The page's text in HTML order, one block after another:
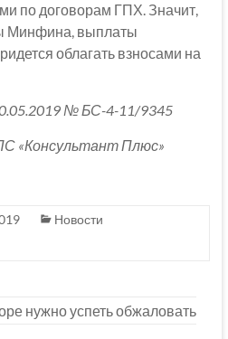
по договорам ГПХ. Значит,
Минфина, выплаты
облагать взносами на
№ БС-4-11/9345
«Консультант Плюс»
Новости
нужно успеть обжаловать